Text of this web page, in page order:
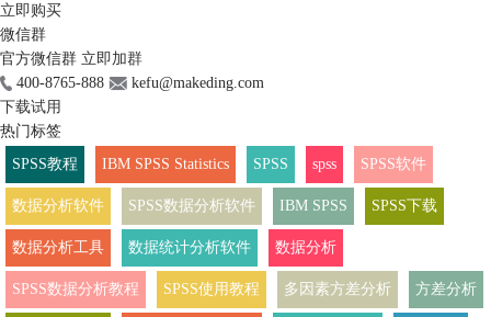
立即购买
微信群
官方微信群 立即加群
400-8765-888
kefu@makeding.com
下载试用
热门标签
SPSS教程
IBM SPSS Statistics SPSS spss SPSS软件
数据分析软件 SPSS数据分析软件 IBM SPSS SPSS下载
数据分析工具 数据统计分析软件 数据分析
SPSS数据分析教程 SPSS使用教程 多因素方差分析 方差分析